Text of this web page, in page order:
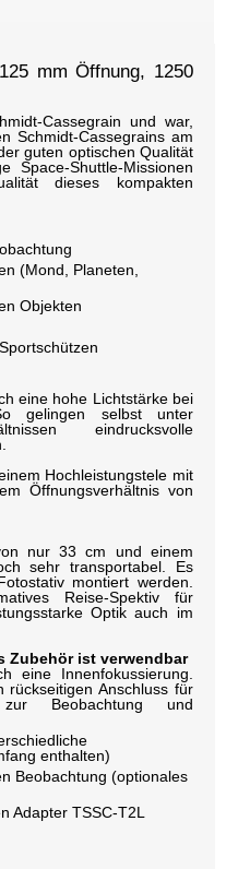
mm Öffnung, 1250
Cassegrain und war,
Schmidt-Cassegrains am
guten optischen Qualität
Space-Shuttle-Missionen
dieses kompakten
(Mond, Planeten,
Objekten
eine hohe Lichtstärke bei
gelingen selbst unter
eindrucksvolle
Hochleistungstele mit
Öffnungsverhältnis von
nur 33 cm und einem
sehr transportabel. Es
montiert werden.
Reise-Spektiv für
Optik auch im
Zubehör ist verwendbar
eine Innenfokussierung.
Anschluss für
zur Beobachtung und
enthalten)
Beobachtung (optionales
Adapter TSSC-T2L